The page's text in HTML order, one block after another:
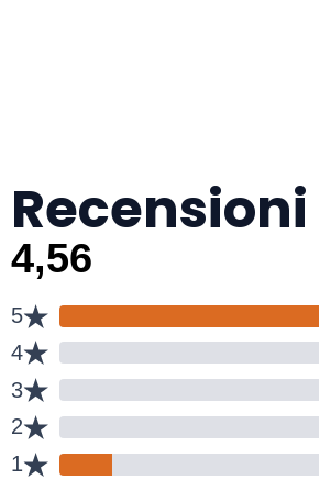
Recensioni